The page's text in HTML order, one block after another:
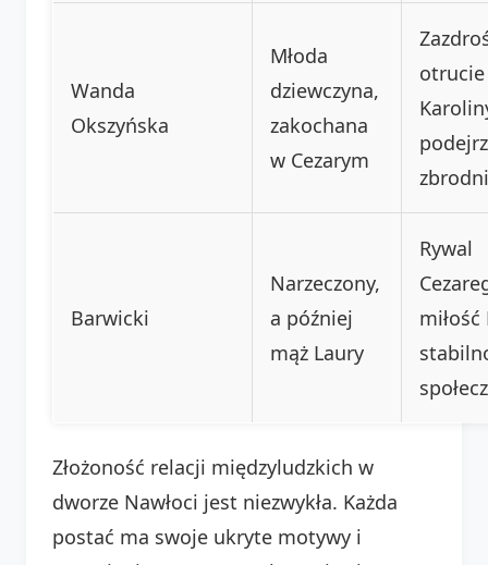
Wanda
Okszyńska
Młoda
dziewczyna,
zakochana
w Cezarym
otrucie
Barwicki
Narzeczony,
a później
mąż Laury
Rywal
miłość
Złożoność relacji międzyludzkich w
dworze Nawłoci jest niezwykła. Każda
postać ma swoje ukryte motywy i